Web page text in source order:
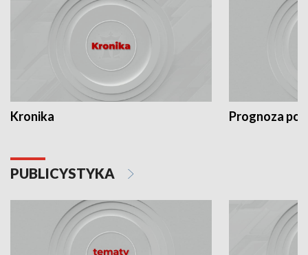
Kronika Prognoza
PUBLICYSTYKA